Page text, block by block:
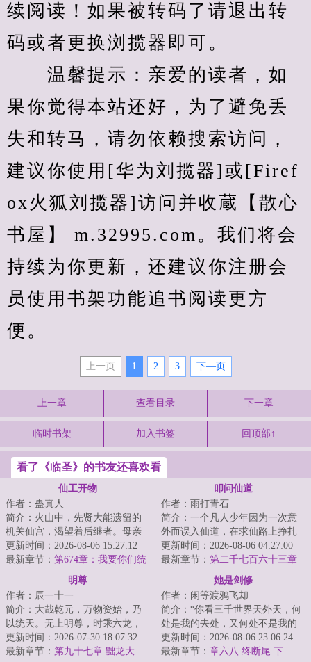
续阅读！如果被转码了请退出转
码或者更换浏揽器即可。
温馨提示：亲爱的读者，如
果你觉得本站还好，为了避免丢
失和转马，请勿依赖搜索访问，
建议你使用[华为刘揽器]或[Firef
ox火狐刘揽器]访问并收蔵【散心
书屋】 m.32995.com。我们将会
持续为你更新，还建议你注册会
员使用书架功能追书阅读更方
便。
上一页 1 2 3 下—页
上一章 查看目录 下一章
临时书架 加入书签 回顶部↑
看了《临圣》的书友还喜欢看
仙工开物
作者：蛊真人
简介：火山中，先贤大能遗留的
机关仙宫，渴望着后继者。母亲
舍命争取，获得仙宫宝印，临死
前留给了宁拙。...
更新时间：2026-08-06 15:27:12
最新章节： 第674章：我要你们统
叩问仙道
作者：雨打青石
简介：一个凡人少年因为一次意
外而误入仙道，在求仙路上挣扎
前行。仙路难于登天，面对重重
险阻，他的求道...
更新时间：2026-08-06 04:27:00
最新章节： 第二千七百六十三章
明尊
作者：辰一十一
简介：大哉乾元，万物资始，乃
以统天。无上明尊，时乘六龙，
所其无逸。这是一个土著主角的
穿越者老爷爷苏...
更新时间：2026-07-30 18:07:32
最新章节： 第九十七章 黜龙大
她是剑修
作者：闲等渡鸦飞却
简介：“你看三千世界天外天，何
处是我的去处，又何处不是我的
去处？”不问情爱妄念，不求超脱
长生，赵莼...
更新时间：2026-08-06 23:06:24
最新章节： 章六八 终断尾 下